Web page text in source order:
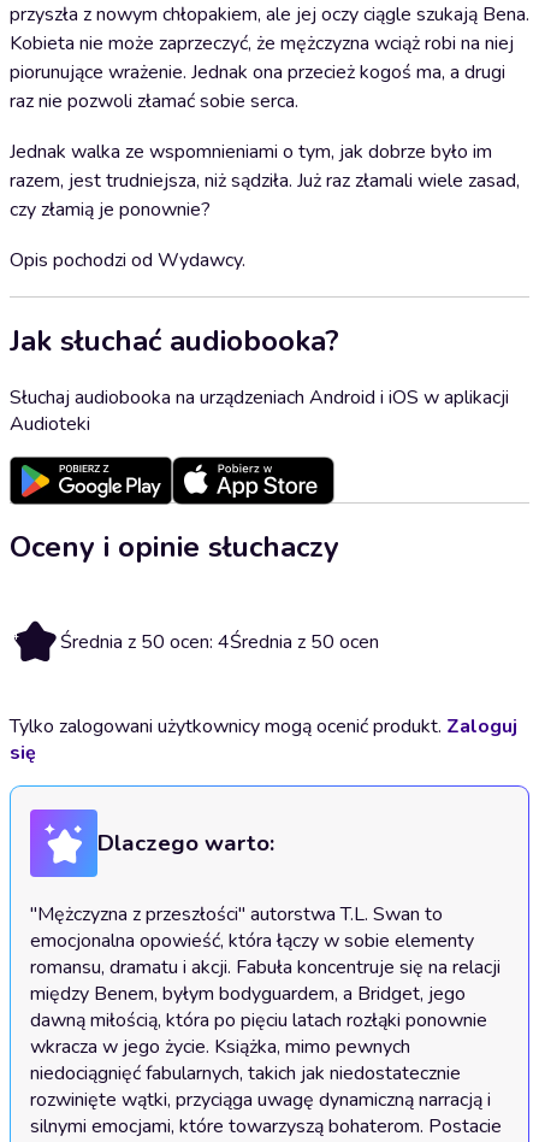
przyszła z nowym chłopakiem, ale jej oczy ciągle szukają Bena.
Kobieta nie może zaprzeczyć, że mężczyzna wciąż robi na niej
piorunujące wrażenie. Jednak ona przecież kogoś ma, a drugi
raz nie pozwoli złamać sobie serca.
Jednak walka ze wspomnieniami o tym, jak dobrze było im
razem, jest trudniejsza, niż sądziła. Już raz złamali wiele zasad,
czy złamią je ponownie?
Opis pochodzi od Wydawcy.
Jak słuchać audiobooka?
Słuchaj audiobooka na urządzeniach Android i iOS w aplikacji
Audioteki
Oceny i opinie słuchaczy
4 Średnia z 50 ocen: 4Średnia z 50 ocen
Tylko zalogowani użytkownicy mogą ocenić produkt. Zaloguj
się
Dlaczego warto:
"Mężczyzna z przeszłości" autorstwa T.L. Swan to
emocjonalna opowieść, która łączy w sobie elementy
romansu, dramatu i akcji. Fabuła koncentruje się na relacji
między Benem, byłym bodyguardem, a Bridget, jego
dawną miłością, która po pięciu latach rozłąki ponownie
wkracza w jego życie. Książka, mimo pewnych
niedociągnięć fabularnych, takich jak niedostatecznie
rozwinięte wątki, przyciąga uwagę dynamiczną narracją i
silnymi emocjami, które towarzyszą bohaterom. Postacie